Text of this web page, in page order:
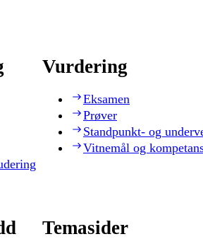
Vurdering
Eksamen
Prøver
Standpunkt- og
Vitnemål og
Temasider